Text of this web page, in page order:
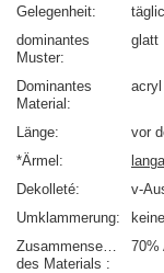
Gelegenheit
dominantes
Muster
glatt
Dominantes
Material
acryl
Länge
vor
*Ärmel
Dekolleté
v-
Umklammerung
keine
Zusammensetzung
des Materials
70%